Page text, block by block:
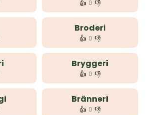
👍 0 👎
Broderi
👍 0 👎
Bryggeri
👍 0 👎
Bränneri
👍 0 👎